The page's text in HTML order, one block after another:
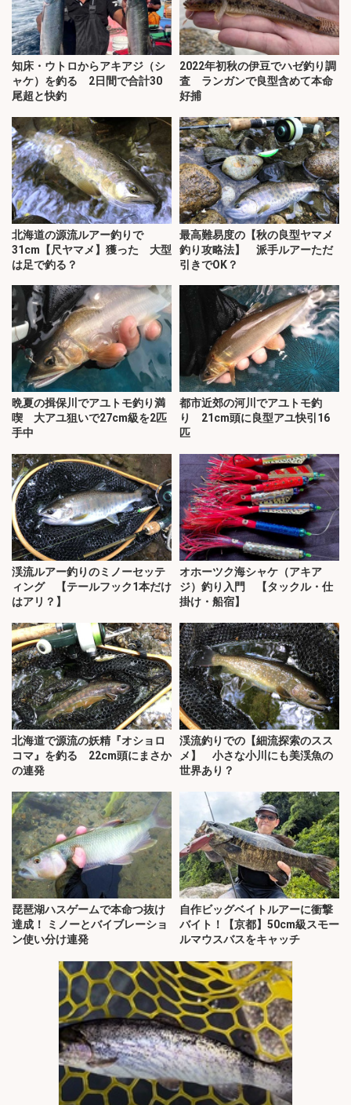
知床・ウトロからアキアジ（シ
ャケ）を釣る 2日間で合計30
尾超と快釣
2022年初秋の伊豆でハゼ釣り調
査 ランガンで良型含めて本命
好捕
北海道の源流ルアー釣りで
31cm【尺ヤマメ】獲った 大型
は足で釣る？
最高難易度の【秋の良型ヤマメ
釣り攻略法】 派手ルアーただ
引きでOK？
晩夏の揖保川でアユトモ釣り満
喫 大アユ狙いで27cm級を2匹
手中
都市近郊の河川でアユトモ釣
り 21cm頭に良型アユ快引16
匹
渓流ルアー釣りのミノーセッテ
ィング 【テールフック1本だけ
はアリ？】
オホーツク海シャケ（アキア
ジ）釣り入門 【タックル・仕
掛け・船宿】
北海道で源流の妖精『オショロ
コマ』を釣る 22cm頭にまさか
の連発
渓流釣りでの【細流探索のスス
メ】 小さな小川にも美渓魚の
世界あり？
琵琶湖ハスゲームで本命つ抜け
達成！ ミノーとバイブレーショ
ン使い分け連発
自作ビッグベイトルアーに衝撃
バイト！【京都】50cm級スモー
ルマウスバスをキャッチ